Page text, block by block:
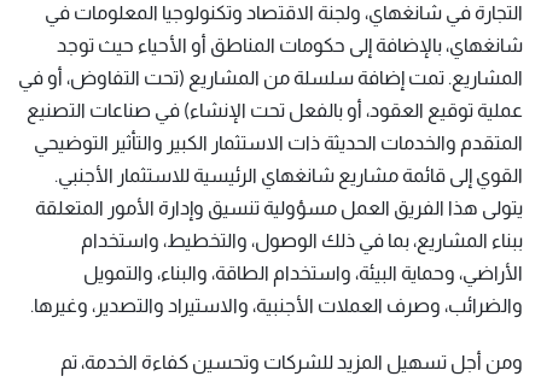
التجارة في شانغهاي، ولجنة الاقتصاد وتكنولوجيا المعلومات في
شانغهاي، بالإضافة إلى حكومات المناطق أو الأحياء حيث توجد
المشاريع. تمت إضافة سلسلة من المشاريع (تحت التفاوض، أو في
عملية توقيع العقود، أو بالفعل تحت الإنشاء) في صناعات التصنيع
المتقدم والخدمات الحديثة ذات الاستثمار الكبير والتأثير التوضيحي
القوي إلى قائمة مشاريع شانغهاي الرئيسية للاستثمار الأجنبي.
يتولى هذا الفريق العمل مسؤولية تنسيق وإدارة الأمور المتعلقة
ببناء المشاريع، بما في ذلك الوصول، والتخطيط، واستخدام
الأراضي، وحماية البيئة، واستخدام الطاقة، والبناء، والتمويل
والضرائب، وصرف العملات الأجنبية، والاستيراد والتصدير، وغيرها.
ومن أجل تسهيل المزيد للشركات وتحسين كفاءة الخدمة، تم